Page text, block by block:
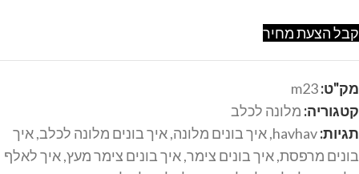
קבל הצעת מחיר
מק"ט:m23
קטגוריה: מלונה לכלב
תגיות:havhav
,איך בונים מלונה,איך בונים מלונה לכלב,איך
בונים מרפסת,איך בונים צימר,איך בונים צימר מעץ,איך לאלף